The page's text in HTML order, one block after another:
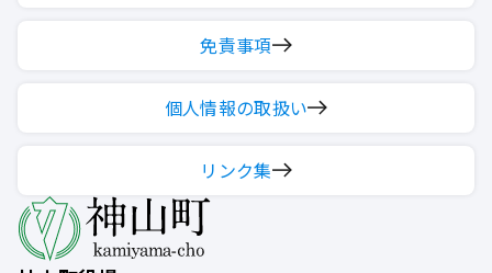
免責事項
個人情報の取扱い
リンク集